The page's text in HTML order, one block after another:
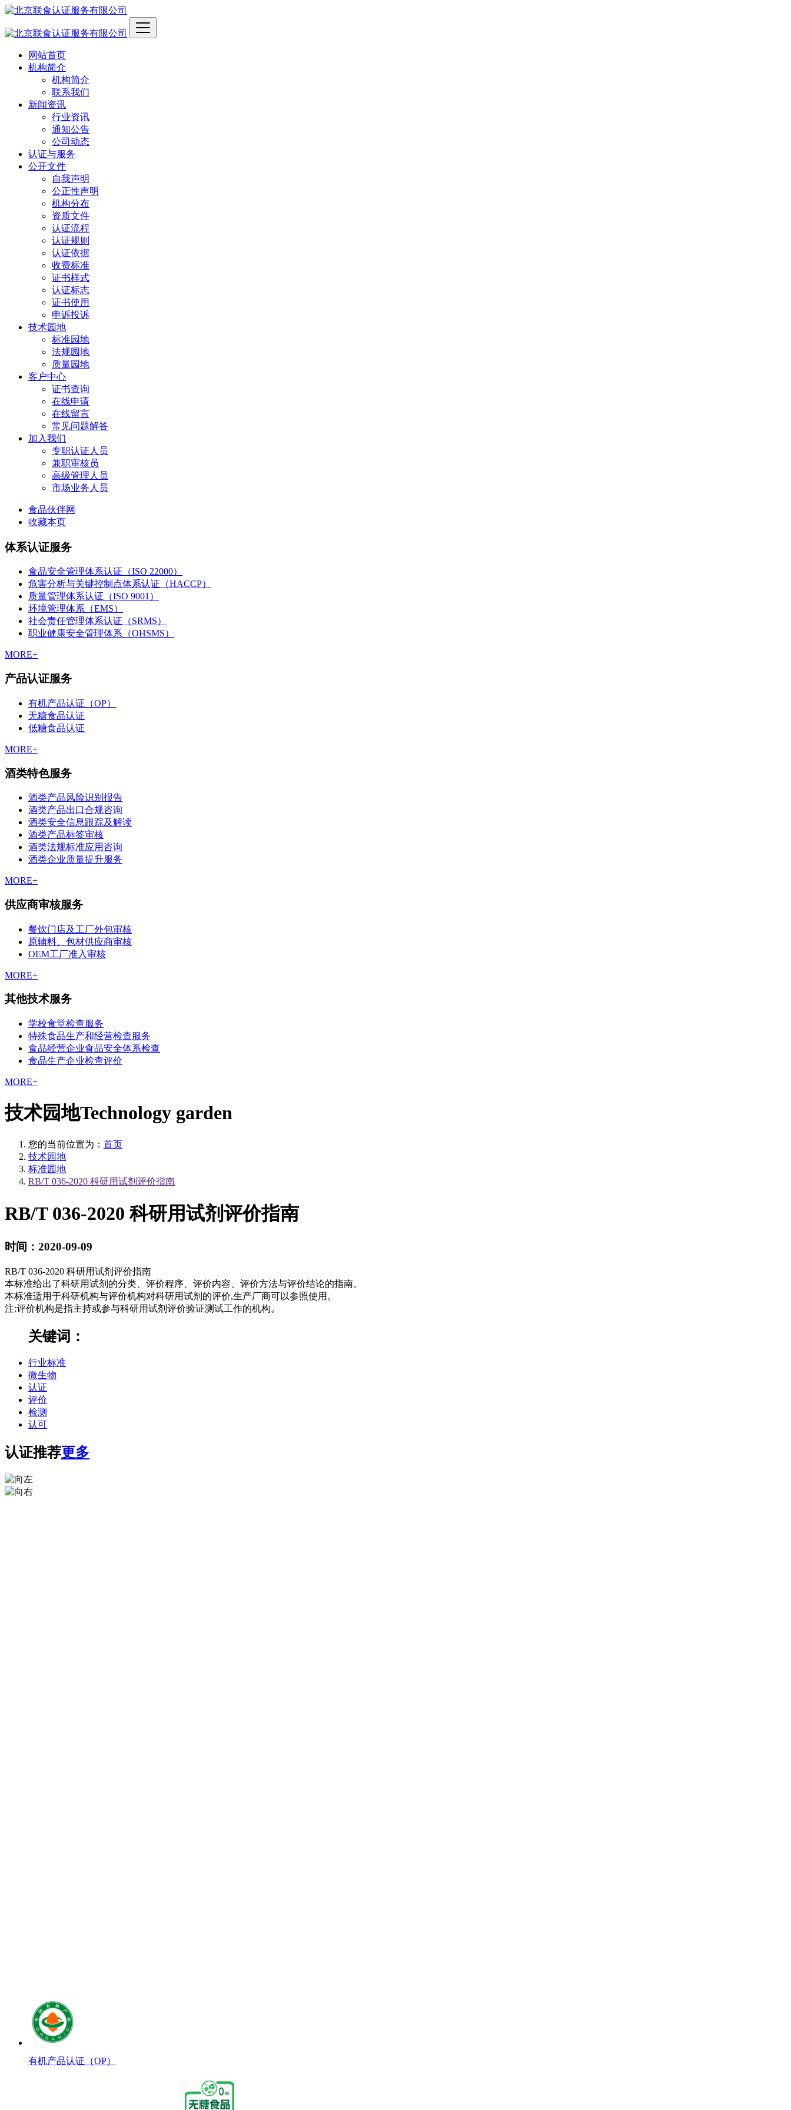
网站首页
机构简介
机构简介
联系我们
新闻资讯
行业资讯
通知公告
公司动态
认证与服务
公开文件
自我声明
公正性声明
机构分布
资质文件
认证流程
认证规则
认证依据
收费标准
证书样式
认证标志
证书使用
申诉投诉
技术园地
标准园地
法规园地
质量园地
客户中心
证书查询
在线申请
在线留言
常见问题解答
加入我们
专职认证人员
兼职审核员
高级管理人员
市场业务人员
食品伙伴网
收藏本页
体系认证服务
食品安全管理体系认证（ISO 22000）
危害分析与关键控制点体系认证（HACCP）
质量管理体系认证（ISO 9001）
环境管理体系（EMS）
社会责任管理体系认证（SRMS）
职业健康安全管理体系（OHSMS）
MORE+
产品认证服务
有机产品认证（OP）
无糖食品认证
低糖食品认证
MORE+
酒类特色服务
酒类产品风险识别报告
酒类产品出口合规咨询
酒类安全信息跟踪及解读
酒类产品标签审核
酒类法规标准应用咨询
酒类企业质量提升服务
MORE+
供应商审核服务
餐饮门店及工厂外包审核
原辅料、包材供应商审核
OEM工厂准入审核
MORE+
其他技术服务
学校食堂检查服务
特殊食品生产和经营检查服务
食品经营企业食品安全体系检查
食品生产企业检查评价
MORE+
技术园地Technology garden
您的当前位置为： 首页
技术园地
标准园地
RB/T 036-2020 科研用试剂评价指南
RB/T 036-2020 科研用试剂评价指南
时间：2020-09-09
RB/T 036-2020 科研用试剂评价指南
本标准给出了科研用试剂的分类、评价程序、评价内容、评价方法与评价结论的指南。
本标准适用于科研机构与评价机构对科研用试剂的评价,生产厂商可以参照使用。
注:评价机构是指主持或参与科研用试剂评价验证测试工作的机构。
关键词：
行业标准
微生物
认证
评价
检测
认可
认证推荐更多
有机产品认证（OP）